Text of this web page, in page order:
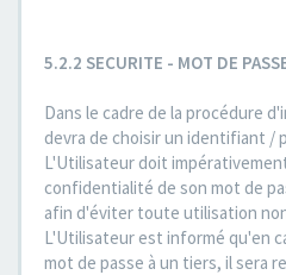
5.2.2 SECURITE - MOT DE
Dans le cadre de la procédure
devra de choisir un identifiant /
L'Utilisateur doit
confidentialité de son mot de
afin d'éviter toute utilisation
L'Utilisateur est informé qu'en
mot de passe à un tiers, il sera